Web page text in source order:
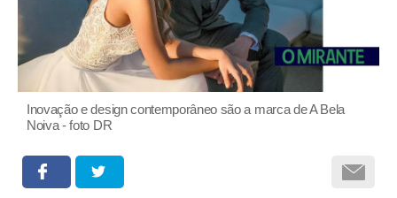
Inovação e design contemporâneo são a marca de A Bela
Noiva - foto DR